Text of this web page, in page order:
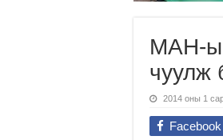
МАН-
чуулж
2014 оны 1
Facebook